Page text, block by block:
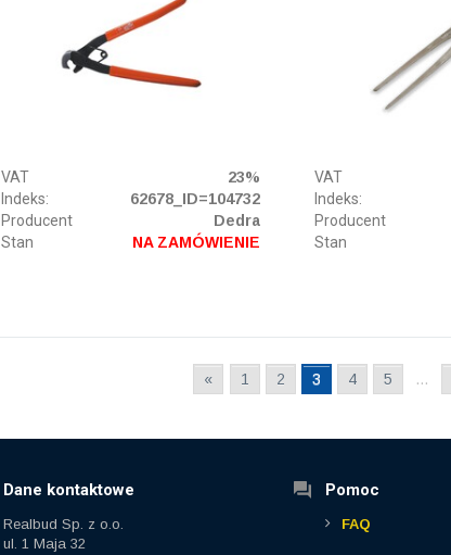
VAT
23%
Indeks:
62678_ID=104732
Producent
Dedra
Stan
NA ZAMÓWIENIE
VAT
Indeks:
Producent
Stan
« 1 2 3 4 5 …
Dane kontaktowe
Realbud Sp. z o.o.
ul. 1 Maja 32
Pomoc
FAQ